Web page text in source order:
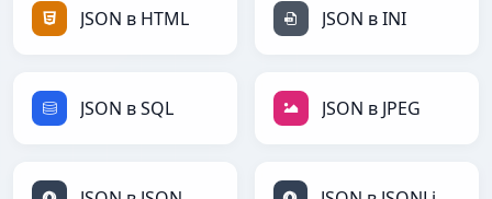
JSON в HTML JSON в INI
JSON в SQL JSON в JPEG